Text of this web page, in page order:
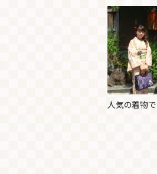
人気の着物で